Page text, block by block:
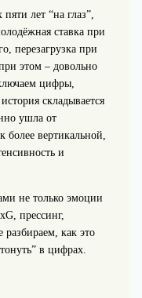
лет “на глаз”,
ставка при
перезагрузка при
этом – довольно
цифры,
складывается
ушла от
вертикальной,
и
не только эмоции
прессинг,
как это
в цифрах.